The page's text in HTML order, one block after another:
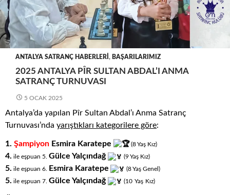
ANTALYA SATRANÇ HABERLERI , BAŞARILARIMIZ
2025 ANTALYA PÎR SULTAN ABDAL’I ANMA
SATRANÇ TURNUVASI
5 OCAK 2025
Antalya’da yapılan Pîr Sultan Abdal’ı Anma Satranç
Turnuvası’nda yarıştıkları kategorilere göre:
1. Şampiyon Esmira Karatepe (8Yaş Kız)
4. ile eşpuan 5. Gülce Yalçındağ (9Yaş Kız)
5. ile eşpuan 6. Esmira Karatepe (8Yaş Genel)
5. ile eşpuan 7. Gülce Yalçındağ (10 Yaş Kız)